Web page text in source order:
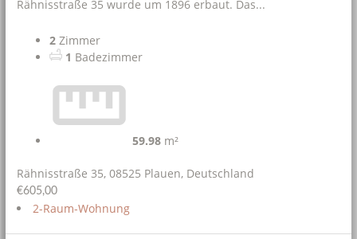
Rähnisstraße 35 wurde um 1896 erbaut. Das...
2 Zimmer
1 Badezimmer
59.98 m²
Rähnisstraße 35, 08525 Plauen, Deutschland
€605,00
2-Raum-Wohnung